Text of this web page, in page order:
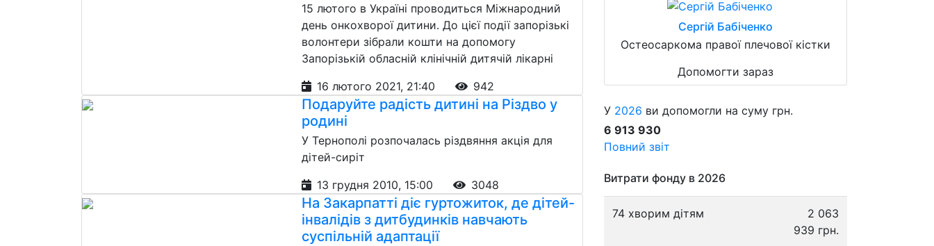
15 лютого в Україні проводиться Міжнародний
день онкохворої дитини. До цієї події запорізькі
волонтери зібрали кошти на допомогу
Запорізькій обласній клінічній дитячій лікарні
16 лютого 2021, 21:40
942
Подаруйте радiсть дитинi на Рiздво у
родинi
У Тернополі розпочалась різдвяння акція для
дітей-сиріт
13 грудня 2010, 15:00
3048
На Закарпатті діє гуртожиток, де дітей-
інвалідів з дитбудинків навчають
суспільній адаптації
Сергій Бабіченко
Остеосаркома правої плечової кістки
Допомогти зараз
У 2026 ви допомогли на суму грн.
6 913 930
Повний звіт
Витрати фонду в 2026
74 хворим дітям
2 063
939 грн.